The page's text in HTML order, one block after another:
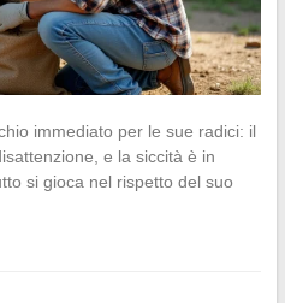
immediato per le sue radici: il
e la siccità è in
si gioca nel rispetto del suo